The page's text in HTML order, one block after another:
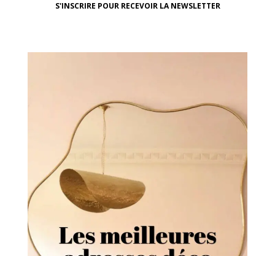
S'INSCRIRE POUR RECEVOIR LA NEWSLETTER